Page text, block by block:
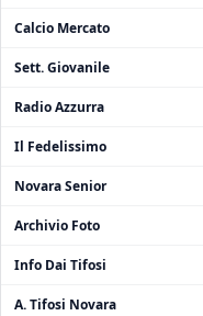
Calcio Mercato
Sett. Giovanile
Radio Azzurra
Il Fedelissimo
Novara Senior
Archivio Foto
Info Dai Tifosi
A. Tifosi Novara